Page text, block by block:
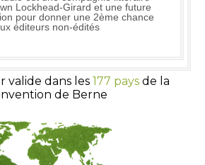
Lockhead-Girard et une future
pour donner une 2ème chance
éditeurs non-édités
valide dans les 177 paysde la
de Berne